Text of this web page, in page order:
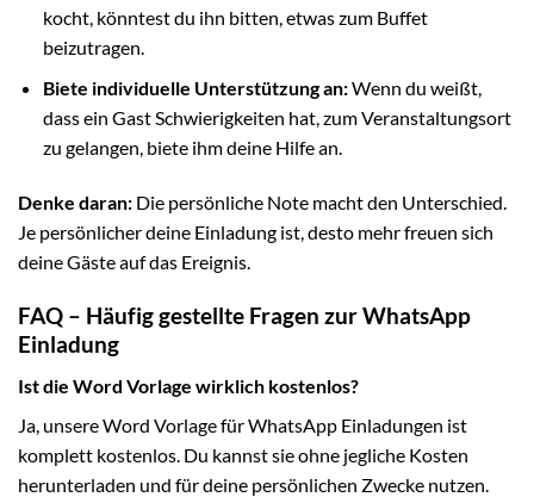
kocht, könntest du ihn bitten, etwas zum Buffet
beizutragen.
Biete individuelle Unterstützung an:Wenn du weißt,
dass ein Gast Schwierigkeiten hat, zum Veranstaltungsort
zu gelangen, biete ihm deine Hilfe an.
Denke daran: Die persönliche Note macht den Unterschied.
Je persönlicher deine Einladung ist, desto mehr freuen sich
deine Gäste auf das Ereignis.
FAQ – Häufig gestellte Fragen zur WhatsApp
Einladung
Ist die Word Vorlage wirklich kostenlos?
Ja, unsere Word Vorlage für WhatsApp Einladungen ist
komplett kostenlos. Du kannst sie ohne jegliche Kosten
herunterladen und für deine persönlichen Zwecke nutzen.